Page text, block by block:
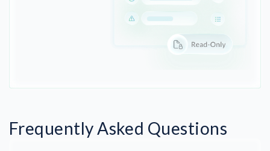
Frequently Asked Questions